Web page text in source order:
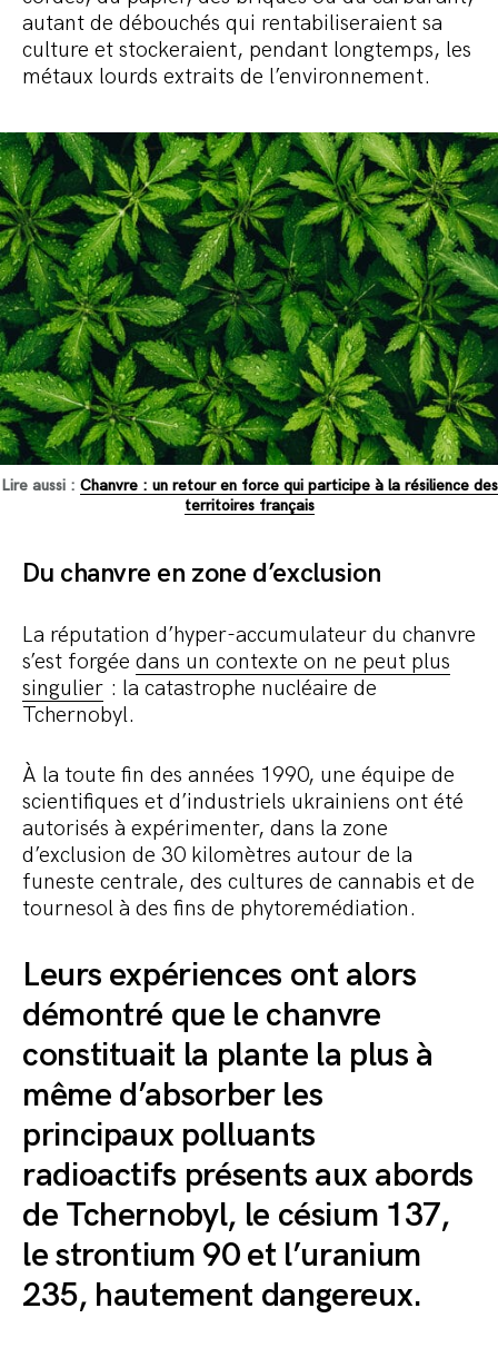
autant de débouchés qui rentabiliseraient sa
culture et stockeraient, pendant longtemps, les
métaux lourds extraits de l’environnement.
Lire aussi : Chanvre : un retour en force qui participe à la résilience des
territoires français
Du chanvre en zone d’exclusion
La réputation d’hyper-accumulateur du chanvre
s’est forgée dans un contexte on ne peut plus
singulier : la catastrophe nucléaire de
Tchernobyl.
À la toute fin des années 1990, une équipe de
scientifiques et d’industriels ukrainiens ont été
autorisés à expérimenter, dans la zone
d’exclusion de 30 kilomètres autour de la
funeste centrale, des cultures de cannabis et de
tournesol à des fins de phytoremédiation.
Leurs expériences ont alors
démontré que le chanvre
constituait la plante la plus à
même d’absorber les
principaux polluants
radioactifs présents aux abords
de Tchernobyl, le césium 137,
le strontium 90et l’uranium
235, hautement dangereux.